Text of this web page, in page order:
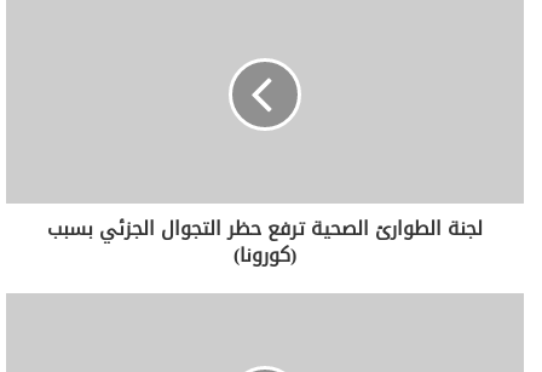
لجنة الطوارئ الصحية ترفع حظر التجوال الجزئي بسبب
(كورونا)